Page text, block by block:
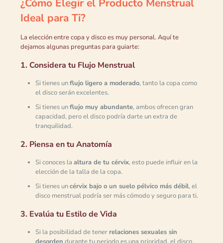
¿Cómo Elegir el Producto Menstrual
Ideal para Ti?
La elección entre copa y disco es muy personal. Aquí te
dejamos algunas preguntas para guiarte:
1. Considera tu Flujo Menstrual
Si tienes unflujo ligero a moderado, tanto la copa como
el disco serán excelentes.
Si tienes unflujo muy abundante, ambos ofrecen gran
capacidad, pero el disco podría darte un extra de
tranquilidad.
2. Piensa en tu Anatomía
Si conoces la altura de tu cérvix, esto puede influir en la
elección de la talla de la copa.
Si tienes uncérvix bajo o un suelo pélvico más débil, el
disco menstrual podría ser más cómodo y seguro para ti.
3. Evalúa tu Estilo de Vida
Si la posibilidad de tener relaciones sexuales sin